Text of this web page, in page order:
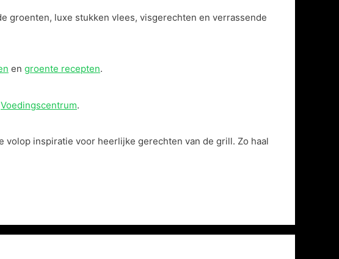
groenten, luxe stukken vlees, visgerechten en verrassende
en groente recepten.
Voedingscentrum.
inspiratie voor heerlijke gerechten van de grill. Zo haal